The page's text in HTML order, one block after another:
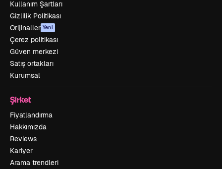
Kullanım Şartları
Gizlilik Politikası
Orijinaller Yeni
Çerez politikası
Güven merkezi
Satış ortakları
Kurumsal
Şirket
Fiyatlandırma
Hakkımızda
Reviews
Kariyer
Arama trendleri